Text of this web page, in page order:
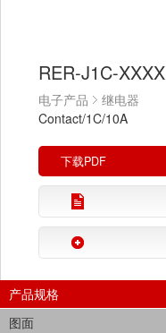
RER-J1C-XXXX
电子产品
继电器
Contact/1C/10A
下载PDF
产品规格
图面